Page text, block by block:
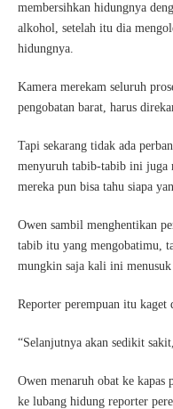
membersihkan hidungnya
alkohol, setelah itu dia
hidungnya.
Kamera merekam seluruh
pengobatan barat, harus
Tapi sekarang tidak ada
menyuruh tabib-tabib ini juga
mereka pun bisa tahu siapa
Owen sambil menghentikan
tabib itu yang mengobatimu,
mungkin saja kali ini
Reporter perempuan itu kaget
“Selanjutnya akan sedikit
Owen menaruh obat ke kapas
ke lubang hidung reporter